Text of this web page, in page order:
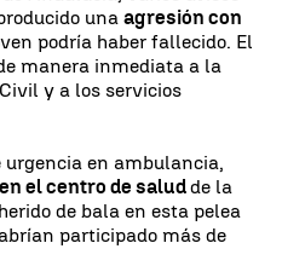
una agresión con
podría haber fallecido. El
manera inmediata a la
y a los servicios
urgencia en ambulancia,
el centro de saludde la
de bala en esta pelea
participado más de